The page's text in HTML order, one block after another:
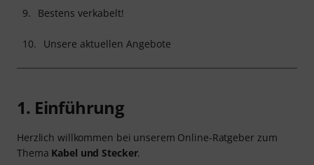
9. Bestens verkabelt!
10. Unsere aktuellen Angebote
1. Einführung
Herzlich willkommen bei unserem Online-Ratgeber zum
Thema Kabel und Stecker.